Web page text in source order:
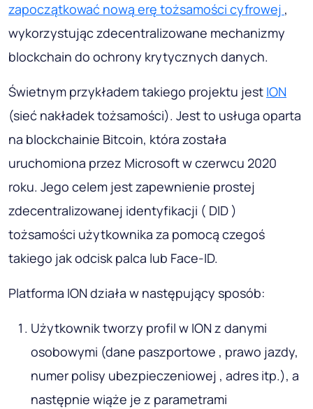
zapoczątkować nową erę tożsamości cyfrowej ,
wykorzystując zdecentralizowane mechanizmy
blockchain do ochrony krytycznych danych.
Świetnym przykładem takiego projektu jest ION
(sieć nakładek tożsamości). Jest to usługa oparta
na blockchainie Bitcoin, która została
uruchomiona przez Microsoft w czerwcu 2020
roku. Jego celem jest zapewnienie prostej
zdecentralizowanej identyfikacji ( DID )
tożsamości użytkownika za pomocą czegoś
takiego jak odcisk palca lub Face-ID.
Platforma ION działa w następujący sposób:
Użytkownik tworzy profil w ION z danymi
osobowymi (dane paszportowe , prawo jazdy,
numer polisy ubezpieczeniowej , adres itp.), a
następnie wiąże je z parametrami